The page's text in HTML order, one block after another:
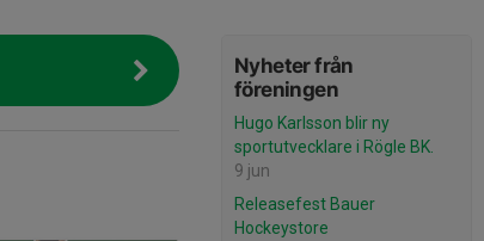
Nyheter från
föreningen
Hugo Karlsson blir ny
sportutvecklare i Rögle BK.
9 jun
Releasefest Bauer
Hockeystore